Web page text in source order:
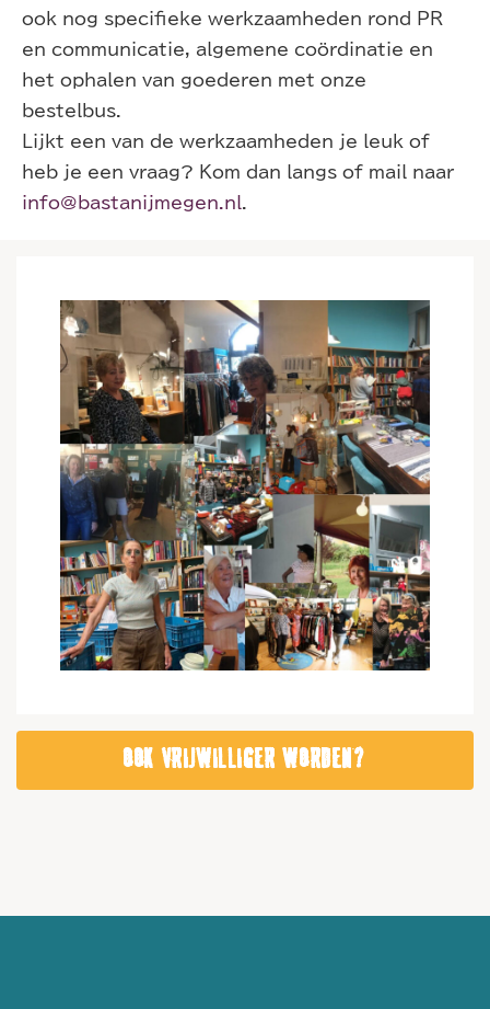
ook nog specifieke werkzaamheden rond PR
en communicatie, algemene coördinatie en
het ophalen van goederen met onze
bestelbus.
Lijkt een van de werkzaamheden je leuk of
heb je een vraag? Kom dan langs of mail naar
info@bastanijmegen.nl
OOK VRIJWILLIGER WORDEN?